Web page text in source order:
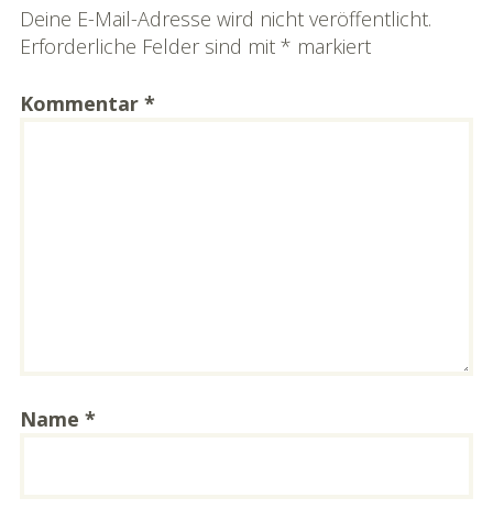
Deine E-Mail-Adresse wird nicht veröffentlicht.
Erforderliche Felder sind mit * markiert
Kommentar *
Name *